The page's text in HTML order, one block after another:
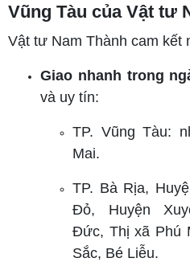
Vũng Tàu của Vật tư
Vật tư Nam Thành cam kết
Giao nhanh trong
và uy tín:
TP. Vũng Tàu:
Mai.
TP. Bà Rịa,
Đỏ, Huyện
Đức, Thị xã Phú
Sắc, Bé Liễu.